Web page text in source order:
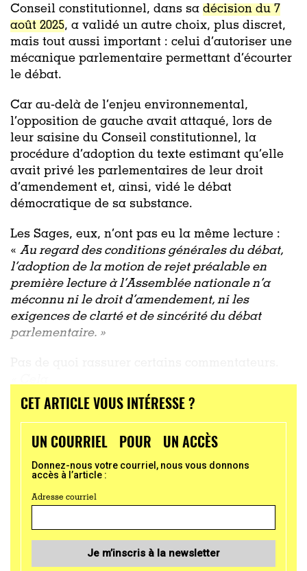
Conseil constitutionnel, dans sa décision du 7
août 2025, a validé un autre choix, plus discret,
mais tout aussi important : celui d’autoriser une
mécanique parlementaire permettant d’écourter
le débat.
Car au-delà de l’enjeu environnemental,
l’opposition de gauche avait attaqué, lors de
leur saisine du Conseil constitutionnel, la
procédure d’adoption du texte estimant qu’elle
avait privé les parlementaires de leur droit
d’amendement et, ainsi, vidé le débat
démocratique de sa substance.
Les Sages, eux, n’ont pas eu la même lecture :
« Au regard des conditions générales du débat,
l’adoption de la motion de rejet préalable en
première lecture à l’Assemblée nationale n’a
méconnu ni le droit d’amendement, ni les
exigences de clarté et de sincérité du débat
parlementaire. »
CET ARTICLE VOUS INTÉRESSE ?
UN COURRIEL POUR UN ACCÈS
Donnez-nous votre courriel, nous vous donnons
accès à l’article :
Adresse courriel
Je m’inscris à la newsletter